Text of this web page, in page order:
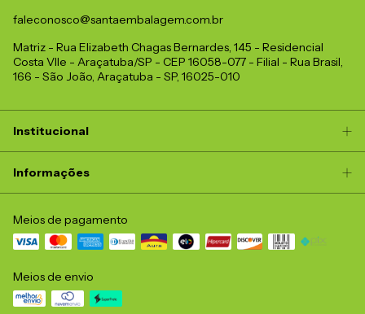
faleconosco@santaembalagem.com.br
Matriz - Rua Elizabeth Chagas Bernardes, 145 - Residencial
Costa Vlle - Araçatuba/SP - CEP 16058-077 - Filial - Rua Brasil,
166 - São João, Araçatuba - SP, 16025-010
Institucional
Informações
Meios de pagamento
Meios de envio